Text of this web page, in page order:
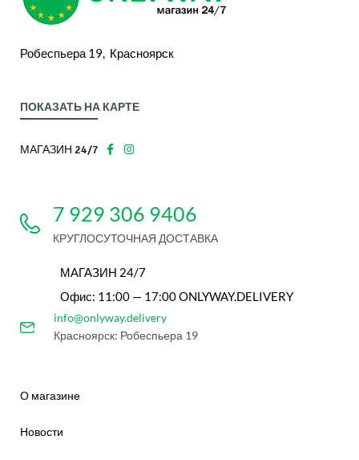
Робеспьера 19, Красноярск
ПОКАЗАТЬ НА КАРТЕ
МАГАЗИН 24/7
7 929 306 9406
КРУГЛОСУТОЧНАЯ ДОСТАВКА
МАГАЗИН 24/7
Офис: 11:00 — 17:00 ONLYWAY.DELIVERY
info@onlyway.delivery
Красноярск: Робеспьера 19
О магазине
Новости